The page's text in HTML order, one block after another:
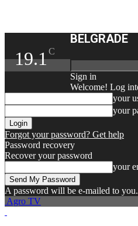
19.1C
BELGRADE
Sign in
Welcome! Log
your
your
Forgot your password? Get help
Password recovery
Recover your password
your
A password will be e-mailed to you.
Agro TV